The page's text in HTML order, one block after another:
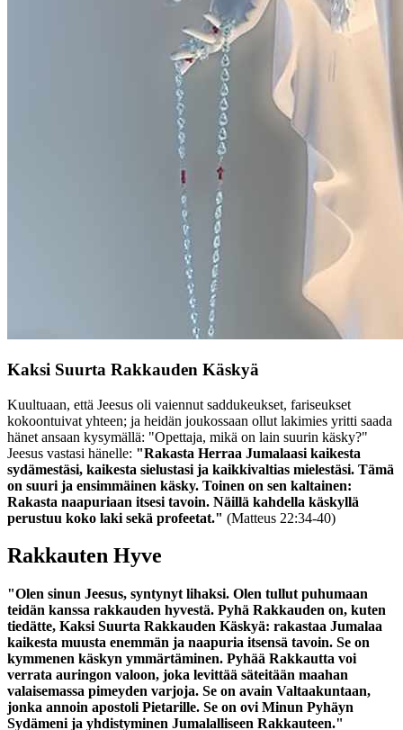
Kaksi Suurta Rakkauden Käskyä
Kuultuaan, että Jeesus oli vaiennut saddukeukset, fariseukset
kokoontuivat yhteen; ja heidän joukossaan ollut lakimies yritti saada
hänet ansaan kysymällä: "Opettaja, mikä on lain suurin käsky?"
Jeesus vastasi hänelle: "Rakasta Herraa Jumalaasi kaikesta
sydämestäsi, kaikesta sielustasi ja kaikkivaltias mielestäsi. Tämä
on suuri ja ensimmäinen käsky. Toinen on sen kaltainen:
Rakasta naapuriaan itsesi tavoin. Näillä kahdella käskyllä
perustuu koko laki sekä profeetat." (Matteus 22:34-40)
Rakkauten Hyve
"Olen sinun Jeesus, syntynyt lihaksi. Olen tullut puhumaan
teidän kanssa rakkauden hyvestä. Pyhä Rakkauden on, kuten
tiedätte, Kaksi Suurta Rakkauden Käskyä: rakastaa Jumalaa
kaikesta muusta enemmän ja naapuria itsensä tavoin. Se on
kymmenen käskyn ymmärtäminen. Pyhää Rakkautta voi
verrata auringon valoon, joka levittää säteitään maahan
valaisemassa pimeyden varjoja. Se on avain Valtaakuntaan,
jonka annoin apostoli Pietarille. Se on ovi Minun Pyhäyn
Sydämeni ja yhdistyminen Jumalalliseen Rakkauteen."